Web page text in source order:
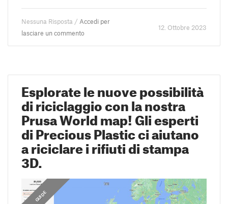
Nessuna Risposta /Accedi per
lasciare un commento
12. Ottobre 2023
Esplorate le nuove possibilità
di riciclaggio con la nostra
Prusa World map! Gli esperti
di Precious Plastic ci aiutano
a riciclare i rifiuti di stampa
3D.
GUIDE